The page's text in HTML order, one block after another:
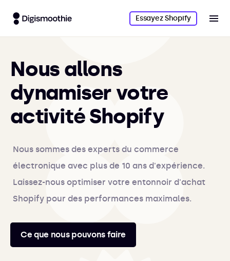
Essayez Shopify
Nous allons
dynamiser votre
activité Shopify
Nous sommes des experts du commerce
électronique avec plus de 10 ans d'expérience.
Laissez-nous optimiser votre entonnoir d'achat
Shopify pour des performances maximales.
Ce que nous pouvons faire